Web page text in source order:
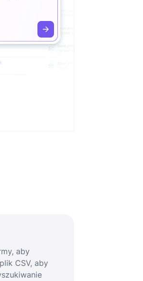
aby
CSV, aby